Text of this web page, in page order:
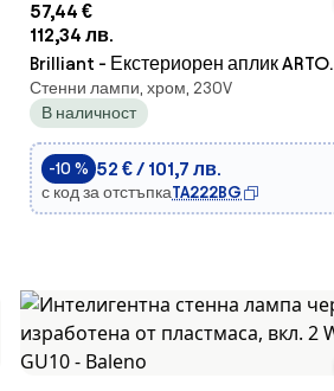
57,44 €
112,34 лв.
Brilliant - Екстериорен аплик ARTO
1xE27/60W/230V IP44 лъскав хром
Стенни лампи, хром, 230V
В наличност
-10 % 52 € / 101,7 лв.
с код за отстъпкаTA222BG